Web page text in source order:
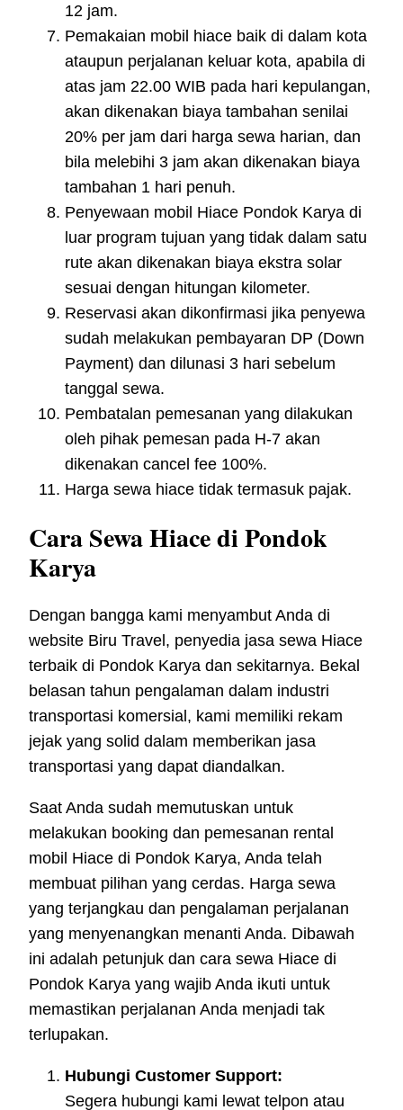
12 jam.
Pemakaian mobil hiace baik di dalam kota
ataupun perjalanan keluar kota, apabila di
atas jam 22.00 WIB pada hari kepulangan,
akan dikenakan biaya tambahan senilai
20% per jam dari harga sewa harian, dan
bila melebihi 3 jam akan dikenakan biaya
tambahan 1 hari penuh.
Penyewaan mobil Hiace Pondok Karya di
luar program tujuan yang tidak dalam satu
rute akan dikenakan biaya ekstra solar
sesuai dengan hitungan kilometer.
Reservasi akan dikonfirmasi jika penyewa
sudah melakukan pembayaran DP (Down
Payment) dan dilunasi 3 hari sebelum
tanggal sewa.
Pembatalan pemesanan yang dilakukan
oleh pihak pemesan pada H-7 akan
dikenakan cancel fee 100%.
Harga sewa hiace tidak termasuk pajak.
Cara Sewa Hiace di Pondok
Karya
Dengan bangga kami menyambut Anda di
website Biru Travel, penyedia jasa sewa Hiace
terbaik di Pondok Karya dan sekitarnya. Bekal
belasan tahun pengalaman dalam industri
transportasi komersial, kami memiliki rekam
jejak yang solid dalam memberikan jasa
transportasi yang dapat diandalkan.
Saat Anda sudah memutuskan untuk
melakukan booking dan pemesanan rental
mobil Hiace di Pondok Karya, Anda telah
membuat pilihan yang cerdas. Harga sewa
yang terjangkau dan pengalaman perjalanan
yang menyenangkan menanti Anda. Dibawah
ini adalah petunjuk dan cara sewa Hiace di
Pondok Karya yang wajib Anda ikuti untuk
memastikan perjalanan Anda menjadi tak
terlupakan.
Hubungi Customer Support:
Segera hubungi kami lewat telpon atau